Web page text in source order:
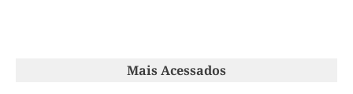
Mais Acessados